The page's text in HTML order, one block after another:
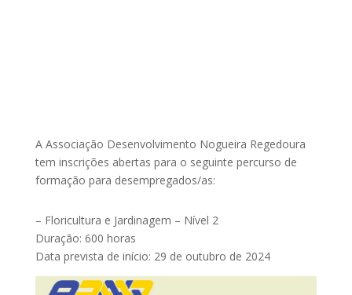
A Associação Desenvolvimento Nogueira Regedoura
tem inscrições abertas para o seguinte percurso de
formação para desempregados/as:
– Floricultura e Jardinagem – Nível 2
Duração: 600 horas
Data prevista de início: 29 de outubro de 2024